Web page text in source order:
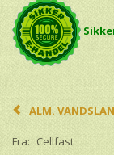
ALM.
Fra: Cellfast